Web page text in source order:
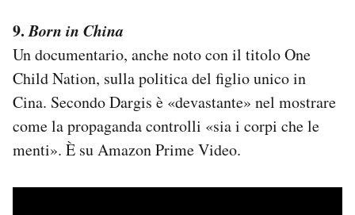
9.Born in China
Un documentario, anche noto con il titolo One
Child Nation, sulla politica del figlio unico in
Cina. Secondo Dargis è «devastante» nel mostrare
come la propaganda controlli «sia i corpi che le
menti». È su Amazon Prime Video.